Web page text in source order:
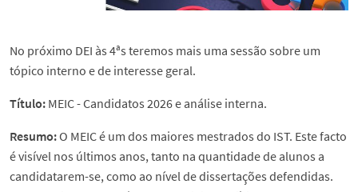
No próximo DEI às 4ªs teremos mais uma sessão sobre um
tópico interno e de interesse geral.
Título: MEIC - Candidatos 2026 e análise interna.
Resumo:O MEIC é um dos maiores mestrados do IST. Este facto
é visível nos últimos anos, tanto na quantidade de alunos a
candidatarem-se, como ao nível de dissertações defendidas.